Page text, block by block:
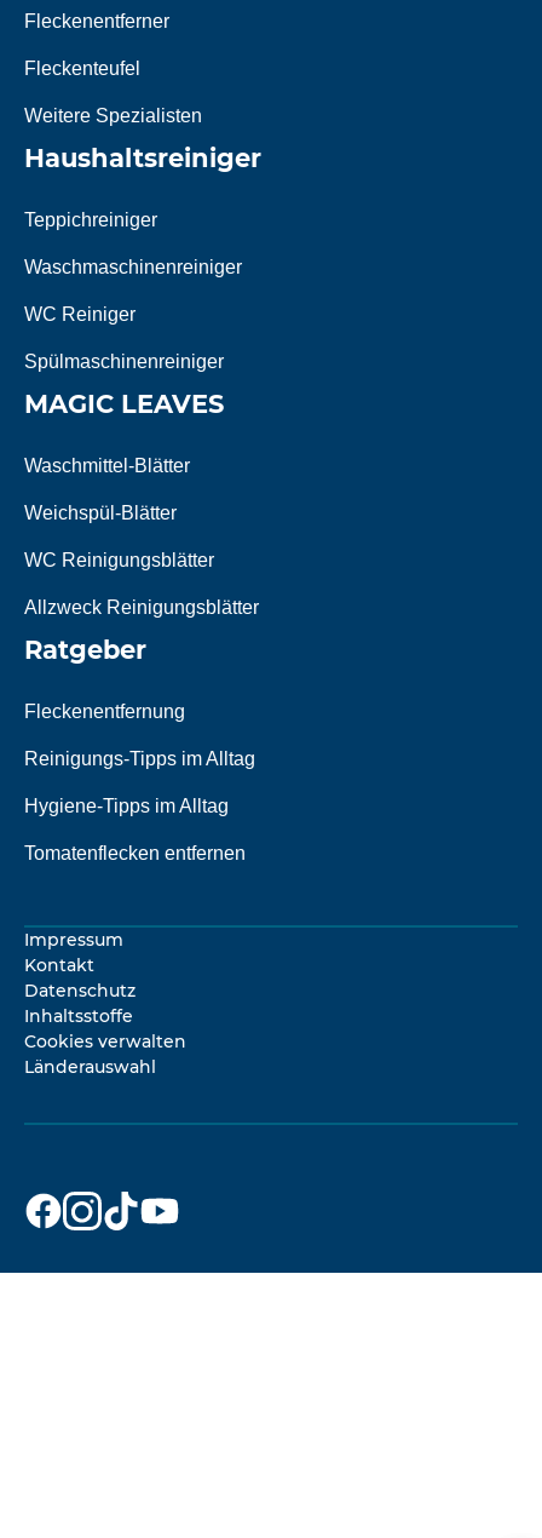
Fleckenentferner
Fleckenteufel
Weitere Spezialisten
Haushaltsreiniger
Teppichreiniger
Waschmaschinenreiniger
WC Reiniger
Spülmaschinenreiniger
MAGIC LEAVES
Waschmittel-Blätter
Weichspül-Blätter
WC Reinigungsblätter
Allzweck Reinigungsblätter
Ratgeber
Fleckenentfernung
Reinigungs-Tipps im Alltag
Hygiene-Tipps im Alltag
Tomatenflecken entfernen
Impressum
Kontakt
Datenschutz
Inhaltsstoffe
Cookies verwalten
Länderauswahl
Dr. Beckmann
auf
Dr. Beckmann
auf
Dr. Beckmann
auf